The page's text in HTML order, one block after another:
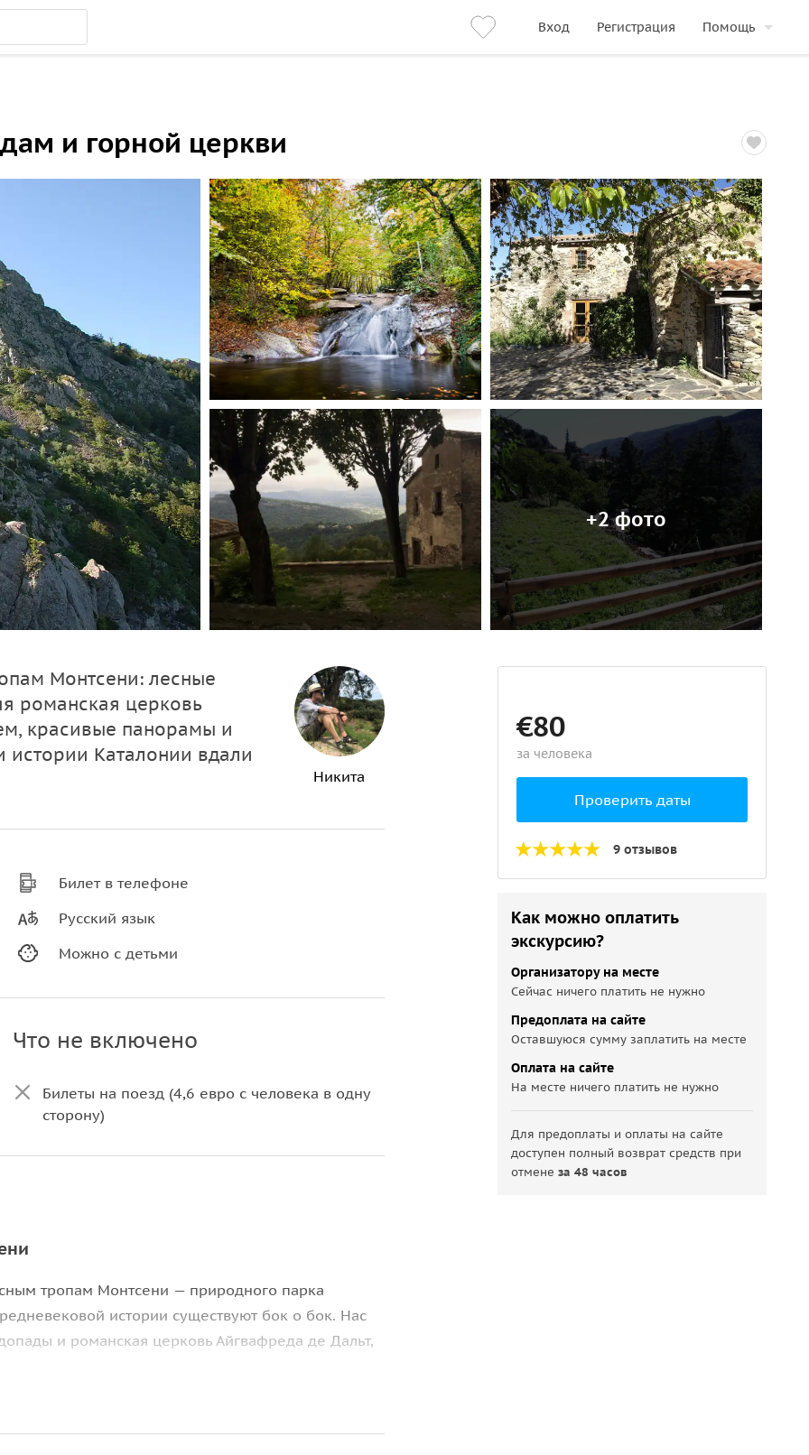
Вход Регистрация Помощь
и горной церкви
+2 фото
Монтсени: лесные
романская церковь
красивые панорамы и
истории Каталонии вдали
Никита
Билет в телефоне
Русский язык
Можно с детьми
Что не включено
Билеты на поезд (4,6 евро с человека в одну
сторону)
тропам Монтсени — природного парка
истории существуют бок о бок. Нас
и романская церковь Айгвафреда де Дальт,
для отдыха и фото. Это возможность провести
€80
за человека
Проверить даты
9 отзывов
Как можно оплатить
экскурсию?
Организатору на месте
Сейчас ничего платить не нужно
Предоплата на сайте
Оставшуюся сумму заплатить на месте
Оплата на сайте
На месте ничего платить не нужно
Для предоплаты и оплаты на сайте
доступен полный возврат средств при
отменеза 48 часов